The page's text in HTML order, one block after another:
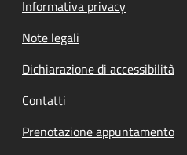
Informativa privacy
Note legali
Dichiarazione di accessibilità
Contatti
Prenotazione appuntamento